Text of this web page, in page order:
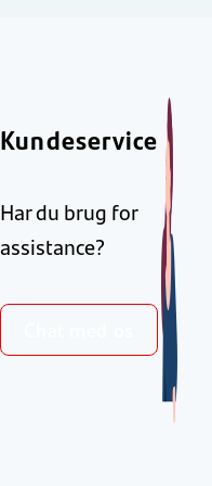
Kundeservice
Har du brug for
assistance?